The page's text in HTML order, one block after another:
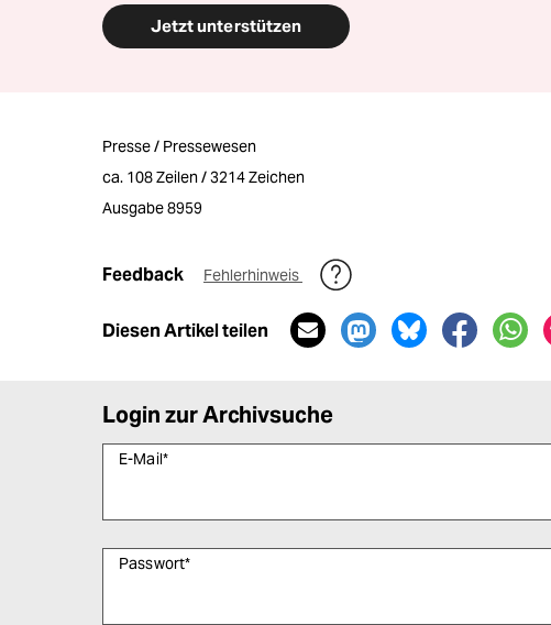
Jetzt unterstützen
Presse / Pressewesen
ca. 108 Zeilen / 3214 Zeichen
Ausgabe 8959
Feedback Fehlerhinweis
Diesen Artikel teilen
Login zur Archivsuche
E-Mail*
Passwort*